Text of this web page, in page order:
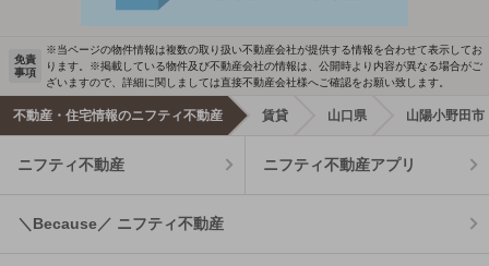
免責
事項
※当ページの物件情報は複数の取り扱い不動産会社が提供する情報を合わせて表示してお
ります。※掲載している物件及び不動産会社の情報は、公開時より内容が異なる場合がご
ざいますので、詳細に関しましては直接不動産会社様へご確認をお願い致します。
不動産・住宅情報のニフティ不動産 賃貸 山口県 山陽小野田市
ニフティ不動産 ニフティ不動産アプリ
＼Because／ ニフティ不動産